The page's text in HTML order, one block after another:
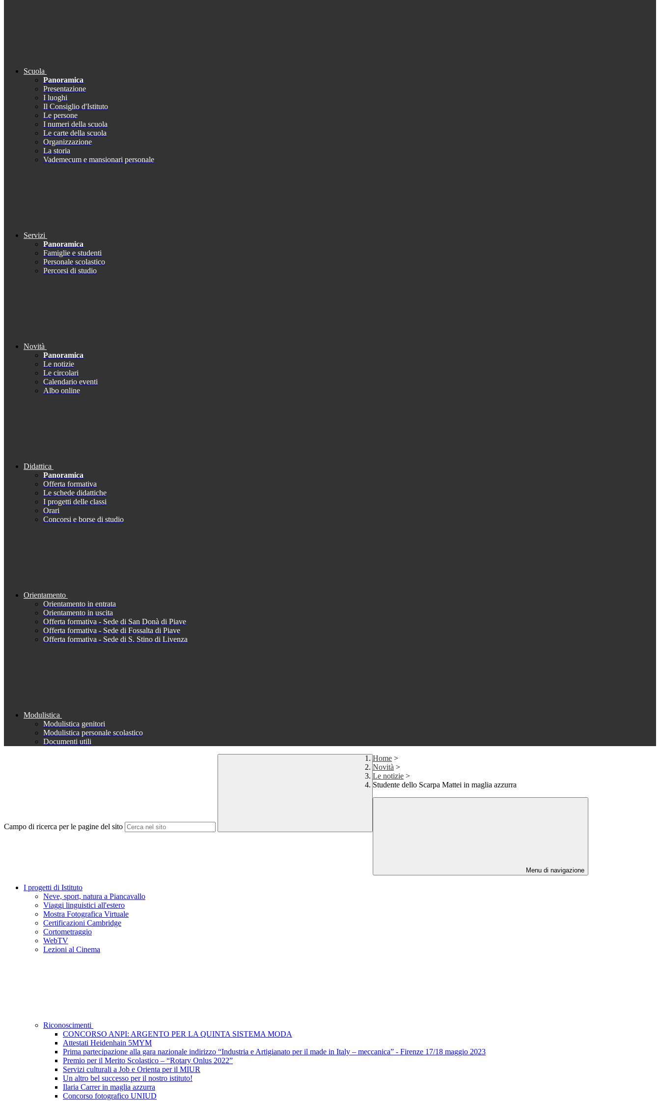
Scuola
Panoramica
Presentazione
I luoghi
Il Consiglio d'Istituto
Le persone
I numeri della scuola
Le carte della scuola
Organizzazione
La storia
Vademecum e mansionari personale
Servizi
Panoramica
Famiglie e studenti
Personale scolastico
Percorsi di studio
Novità
Panoramica
Le notizie
Le circolari
Calendario eventi
Albo online
Didattica
Panoramica
Offerta formativa
Le schede didattiche
I progetti delle classi
Orari
Concorsi e borse di studio
Orientamento
Orientamento in entrata
Orientamento in uscita
Offerta formativa - Sede di San Donà di Piave
Offerta formativa - Sede di Fossalta di Piave
Offerta formativa - Sede di S. Stino di Livenza
Modulistica
Modulistica genitori
Modulistica personale scolastico
Documenti utili
Campo di ricerca per le pagine del sito
Home >
Novità >
Le notizie >
Studente dello Scarpa Mattei in maglia azzurra
Menu di navigazione
I progetti di Istituto
Neve, sport, natura a Piancavallo
Viaggi linguistici all'estero
Mostra Fotografica Virtuale
Certificazioni Cambridge
Cortometraggio
WebTV
Lezioni al Cinema
Riconoscimenti
CONCORSO ANPI: ARGENTO PER LA QUINTA SISTEMA MODA
Attestati Heidenhain 5MYM
Prima partecipazione alla gara nazionale indirizzo “Industria e Artigianato per il made in Italy – meccanica” - Firenze 17/18 maggio 2023
Premio per il Merito Scolastico – “Rotary Onlus 2022”
Servizi culturali a Job e Orienta per il MIUR
Un altro bel successo per il nostro istituto!
Ilaria Carrer in maglia azzurra
Concorso fotografico UNIUD